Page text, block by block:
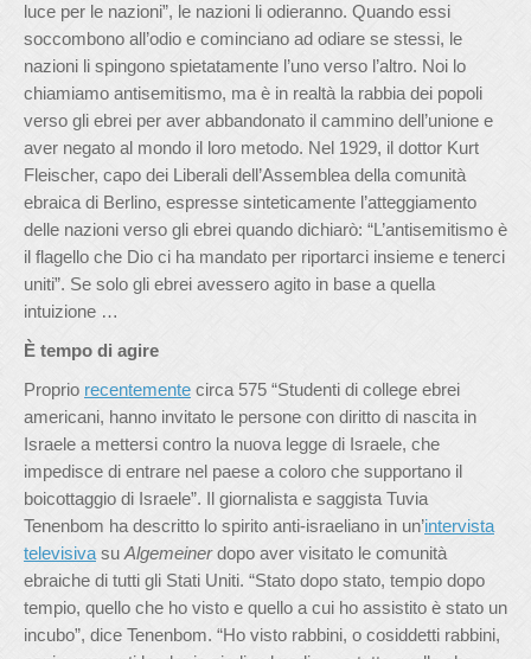
luce per le nazioni”, le nazioni li odieranno. Quando essi
soccombono all’odio e cominciano ad odiare se stessi, le
nazioni li spingono spietatamente l’uno verso l’altro. Noi lo
chiamiamo antisemitismo, ma è in realtà la rabbia dei popoli
verso gli ebrei per aver abbandonato il cammino dell’unione e
aver negato al mondo il loro metodo. Nel 1929, il dottor Kurt
Fleischer, capo dei Liberali dell’Assemblea della comunità
ebraica di Berlino, espresse sinteticamente l’atteggiamento
delle nazioni verso gli ebrei quando dichiarò: “L’antisemitismo è
il flagello che Dio ci ha mandato per riportarci insieme e tenerci
uniti”. Se solo gli ebrei avessero agito in base a quella
intuizione …
È tempo di agire
Proprio recentemente circa 575 “Studenti di college ebrei
americani, hanno invitato le persone con diritto di nascita in
Israele a mettersi contro la nuova legge di Israele, che
impedisce di entrare nel paese a coloro che supportano il
boicottaggio di Israele”. Il giornalista e saggista Tuvia
Tenenbom ha descritto lo spirito anti-israeliano in un’intervista
televisiva su Algemeinerdopo aver visitato le comunità
ebraiche di tutti gli Stati Uniti. “Stato dopo stato, tempio dopo
tempio, quello che ho visto e quello a cui ho assistito è stato un
incubo”, dice Tenenbom. “Ho visto rabbini, o cosiddetti rabbini,